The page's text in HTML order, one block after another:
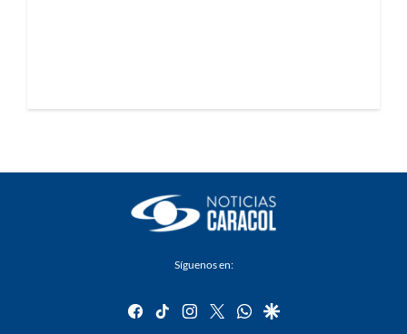
Síguenos en:
facebook
tiktok instagram
twitterwhatsapp
google